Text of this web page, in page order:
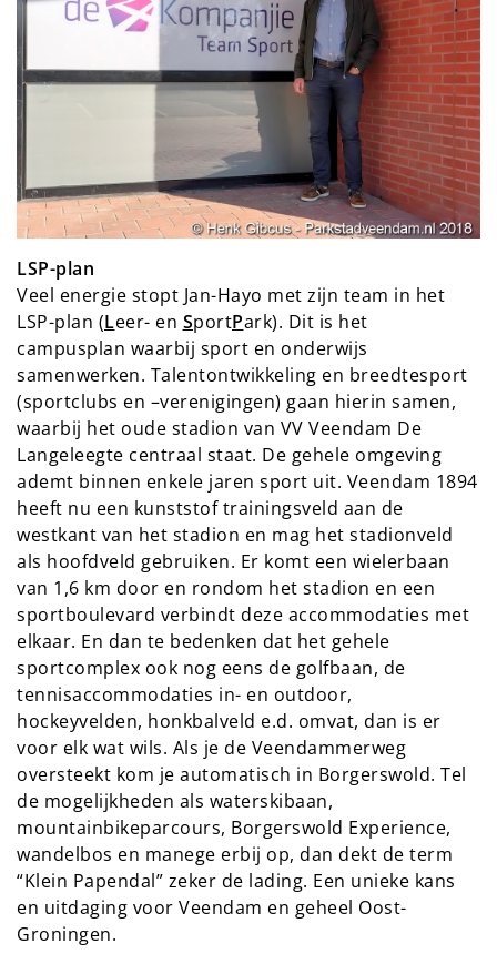
LSP-plan
Veel energie stopt Jan-Hayo met zijn team in het
LSP-plan (Leer- en SportPark). Dit is het
campusplan waarbij sport en onderwijs
samenwerken. Talentontwikkeling en breedtesport
(sportclubs en –verenigingen) gaan hierin samen,
waarbij het oude stadion van VV Veendam De
Langeleegte centraal staat. De gehele omgeving
ademt binnen enkele jaren sport uit. Veendam 1894
heeft nu een kunststof trainingsveld aan de
westkant van het stadion en mag het stadionveld
als hoofdveld gebruiken. Er komt een wielerbaan
van 1,6 km door en rondom het stadion en een
sportboulevard verbindt deze accommodaties met
elkaar. En dan te bedenken dat het gehele
sportcomplex ook nog eens de golfbaan, de
tennisaccommodaties in- en outdoor,
hockeyvelden, honkbalveld e.d. omvat, dan is er
voor elk wat wils. Als je de Veendammerweg
oversteekt kom je automatisch in Borgerswold. Tel
de mogelijkheden als waterskibaan,
mountainbikeparcours, Borgerswold Experience,
wandelbos en manege erbij op, dan dekt de term
“Klein Papendal” zeker de lading. Een unieke kans
en uitdaging voor Veendam en geheel Oost-
Groningen.